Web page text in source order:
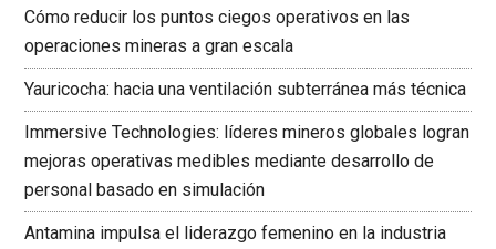
Cómo reducir los puntos ciegos operativos en las
operaciones mineras a gran escala
Yauricocha: hacia una ventilación subterránea más técnica
Immersive Technologies: líderes mineros globales logran
mejoras operativas medibles mediante desarrollo de
personal basado en simulación
Antamina impulsa el liderazgo femenino en la industria